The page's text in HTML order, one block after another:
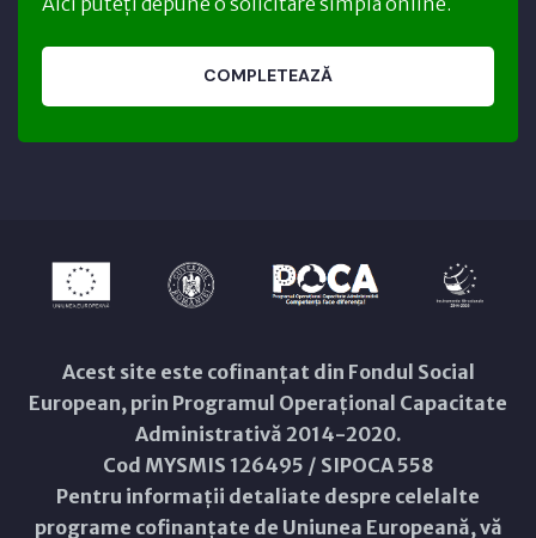
COMPLETEAZĂ
Acest site este cofinanțat din Fondul Social
European, prin Programul Operațional Capacitate
Administrativă 2014-2020.
Cod MYSMIS 126495 / SIPOCA 558
Pentru informații detaliate despre celelalte
programe cofinanțate de Uniunea Europeană, vă